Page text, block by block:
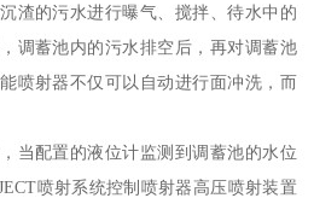
渣的污水进行曝气、搅拌、待水中的
调蓄池内的污水排空后，再对调蓄池
喷射器不仅可以自动进行面冲洗，而
当配置的液位计监测到调蓄池的水位
喷射系统控制喷射器高压喷射装置